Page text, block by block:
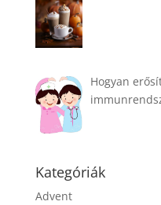
Hogyan
Kategóriák
Advent